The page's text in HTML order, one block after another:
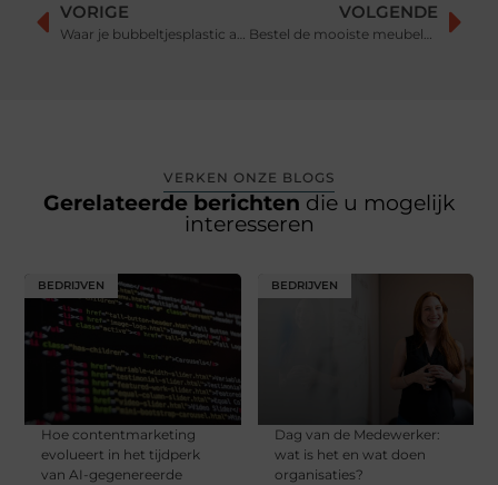
VORIGE
Waar je bubbeltjesplastic allemaal voor kunt gebruiken
VOLGENDE
Bestel de mooiste meubels voor een écht klassiek interieur
VERKEN ONZE BLOGS
Gerelateerde berichten die u mogelijk
interesseren
BEDRIJVEN
Hoe contentmarketing
evolueert in het tijdperk
van AI-gegenereerde
BEDRIJVEN
Dag van de Medewerker:
wat is het en wat doen
organisaties?